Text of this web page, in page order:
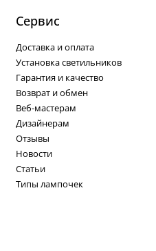
Cервис
Доставка и оплата
Установка светильников
Гарантия и качество
Возврат и обмен
Веб-мастерам
Дизайнерам
Отзывы
Новости
Статьи
Типы лампочек